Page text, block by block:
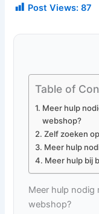
Post Views: 87
Table of
Meer hulp
webshop?
Zelf zoeken
Meer hulp
Meer hulp bij
Meer hulp nodig
webshop?